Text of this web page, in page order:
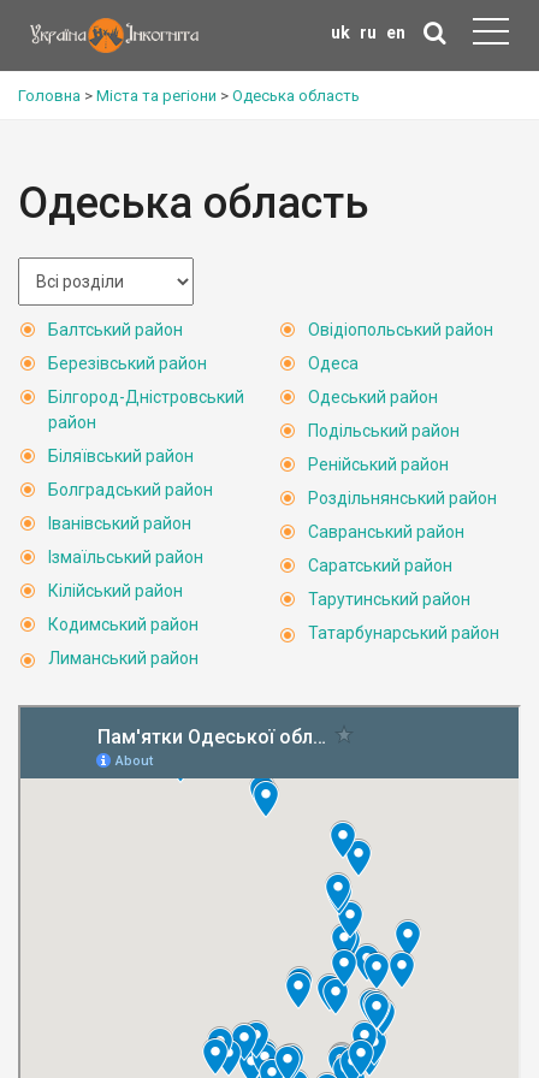
uk ru en
Головна > Міста та регіони > Одеська область
Одеська область
Балтський район
Березівський район
Білгород-Дністровський
район
Біляївський район
Болградський район
Іванівський район
Ізмаїльський район
Кілійський район
Кодимський район
Лиманський район
Овідіопольський район
Одеса
Одеський район
Подільський район
Ренійський район
Роздільнянський район
Савранський район
Саратський район
Тарутинський район
Татарбунарський район